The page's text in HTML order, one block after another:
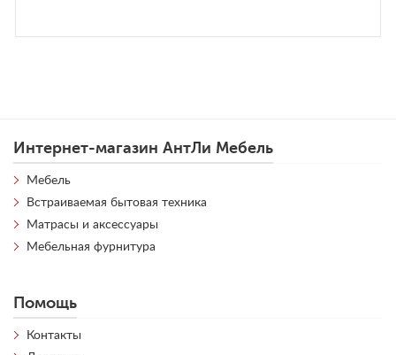
Интернет-магазин АнтЛи Мебель
Мебель
Встраиваемая бытовая техника
Матрасы и аксессуары
Мебельная фурнитура
Помощь
Контакты